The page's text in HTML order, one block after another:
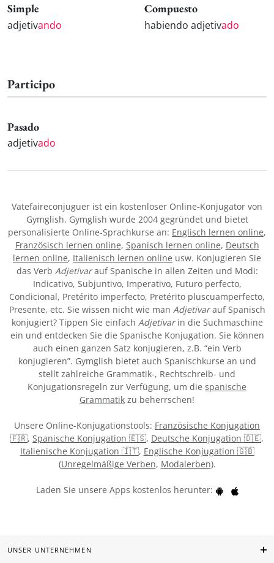
Simple
adjetivando
Compuesto
habiendo adjetivado
Participo
Pasado
adjetivado
Vatefaireconjuguer ist ein kostenloser Online-Konjugator von
Gymglish. Gymglish wurde 2004 gegründet und bietet
personalisierte Online-Sprachkurse an: Englisch lernen online,
Französisch lernen online, Spanisch lernen online, Deutsch
lernen online, Italienisch lernen online usw. Konjugieren Sie
das Verb Adjetivarauf Spanische in allen Zeiten und Modi:
Indicativo, Subjuntivo, Imperativo, Futuro perfecto,
Condicional, Pretérito imperfecto, Pretérito pluscuamperfecto,
Presente, etc. Sie wissen nicht wie man Adjetivarauf Spanisch
konjugiert? Tippen Sie einfach Adjetivarin die Suchmaschine
ein und entdecken Sie die Spanische Konjugation. Sie können
auch einen ganzen Satz konjugieren, z.B. “ein Verb
konjugieren”. Gymglish bietet auch Spanischkurse an und
stellt zahlreiche Grammatik-, Rechtschreib- und
Konjugationsregeln zur Verfügung, um die spanische
Grammatik zu beherrschen!
Unsere Online-Konjugationstools: Französische Konjugation
🇫🇷, Spanische Konjugation 🇪🇸, Deutsche Konjugation 🇩🇪,
Italienische Konjugation 🇮🇹, Englische Konjugation 🇬🇧
(Unregelmäßige Verben, Modalerben).
Laden Sie unsere Apps kostenlos herunter:
UNSER UNTERNEHMEN